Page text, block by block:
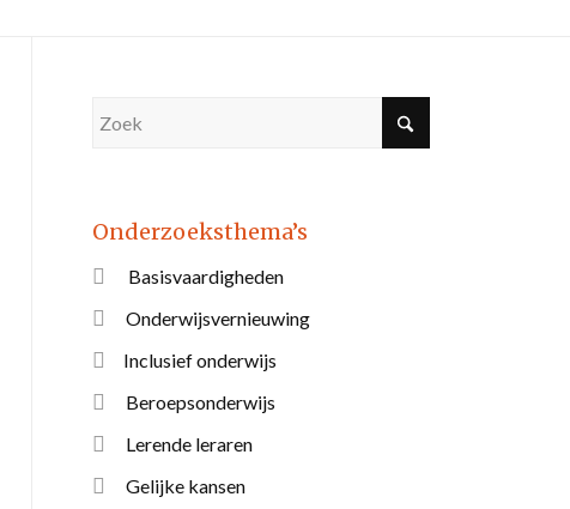
Onderzoeksthema’s
Basisvaardigheden
Onderwijsvernieuwing
Inclusief onderwijs
Beroepsonderwijs
Lerende leraren
Gelijke kansen